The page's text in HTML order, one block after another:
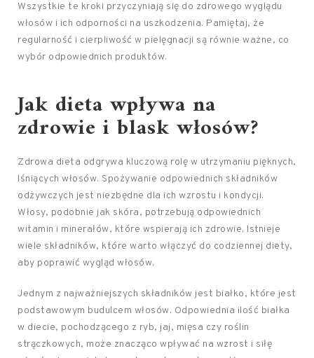
Wszystkie te kroki przyczyniają się do zdrowego wyglądu
włosów i ich odporności na uszkodzenia. Pamiętaj, że
regularność i cierpliwość w pielęgnacji są równie ważne, co
wybór odpowiednich produktów.
Jak dieta wpływa na
zdrowie i blask włosów?
Zdrowa dieta odgrywa kluczową rolę w utrzymaniu pięknych,
lśniących włosów. Spożywanie odpowiednich składników
odżywczych jest niezbędne dla ich wzrostu i kondycji.
Włosy, podobnie jak skóra, potrzebują odpowiednich
witamin i minerałów, które wspierają ich zdrowie. Istnieje
wiele składników, które warto włączyć do codziennej diety,
aby poprawić wygląd włosów.
Jednym z najważniejszych składników jest białko, które jest
podstawowym budulcem włosów. Odpowiednia ilość białka
w diecie, pochodzącego z ryb, jaj, mięsa czy roślin
strączkowych, może znacząco wpływać na wzrost i siłę